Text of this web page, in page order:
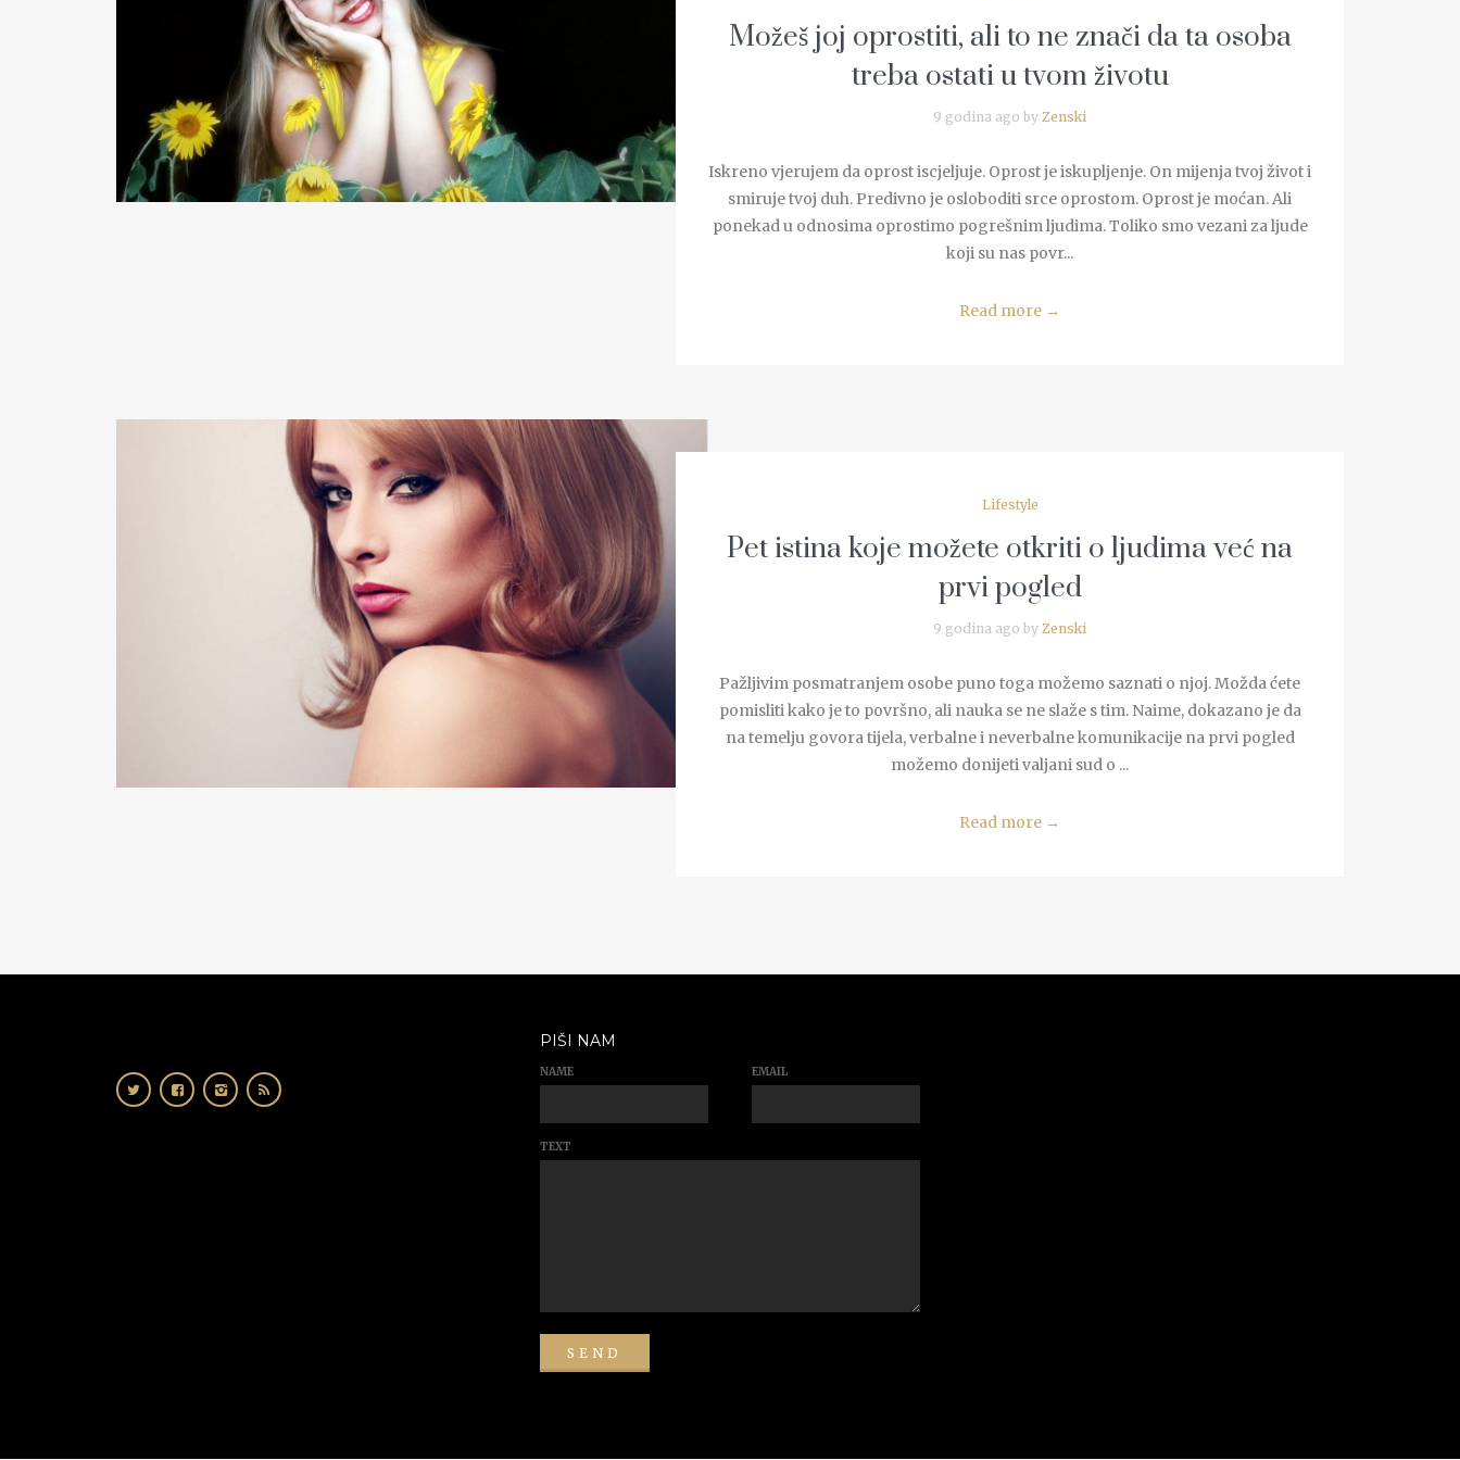
READ MORE
Možeš joj oprostiti, ali to ne znači da ta osoba
treba ostati u tvom životu
9 godina ago by Zenski
Iskreno vjerujem da oprost iscjeljuje. Oprost je iskupljenje. On mijenja tvoj život i
smiruje tvoj duh. Predivno je osloboditi srce oprostom. Oprost je moćan. Ali
ponekad u odnosima oprostimo pogrešnim ljudima. Toliko smo vezani za ljude
koji su nas povr...
Read more →
READ MORE
Lifestyle
Pet istina koje možete otkriti o ljudima već na
prvi pogled
9 godina ago by Zenski
Pažljivim posmatranjem osobe puno toga možemo saznati o njoj. Možda ćete
pomisliti kako je to površno, ali nauka se ne slaže s tim. Naime, dokazano je da
na temelju govora tijela, verbalne i neverbalne komunikacije na prvi pogled
možemo donijeti valjani sud o ...
Read more →
PIŠI NAM
NAME EMAIL
TEXT